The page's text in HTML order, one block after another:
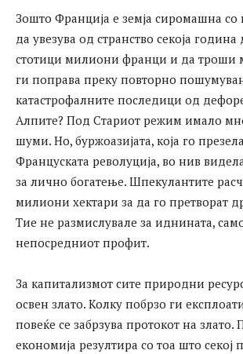
Зошто Франција е земја сиромашна
да увезува од странство секоја
стотици милиони франци и да троши
ги поправа преку повторно
катастрофалните последици од
Алпите? Под Стариот режим имало
шуми. Но, буржоазијата, која го
Француската револуција, во нив
за лично богатење. Шпекулантите
милиони хектари за да го претворат
Тие не размислувале за иднината,
непосредниот профит.
За капитализмот сите природни
освен злато. Колку побрзо ги
повеќе се забрзува протокот на злато.
економија резултира со тоа што секој